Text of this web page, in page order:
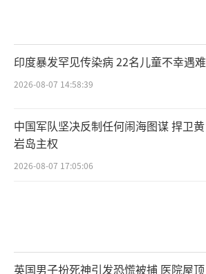
印度暴发罕见传染病 22名儿童不幸遇难
2026-08-07 14:58:39
中国军队坚决反制任何闹海图谋 捍卫黄
岩岛主权
2026-08-07 17:05:06
英国男子扮死神引发恐慌被捕 医院屋顶